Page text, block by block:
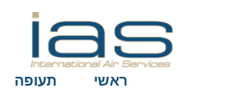
ראשי תעופה